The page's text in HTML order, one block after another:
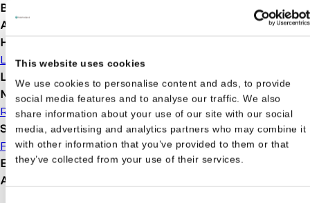
This website uses cookies
We use cookies to personalise content and ads, to provide
social media features and to analyse our traffic. We also
share information about your use of our site with our social
media, advertising and analytics partners who may combine it
with other information that you’ve provided to them or that
they’ve collected from your use of their services.
Bindwijze
Aantal pagina's
Hoofdauteur
Luke Robertson
Leeftijd
0 t/m 3 jaar
Merk
Rebo
Soort boek
Flapjesboek Prentenboek
EAN9789036646574
Afmetingen